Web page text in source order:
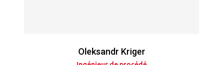
Oleksandr Kriger